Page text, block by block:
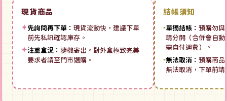
現貨商品
✦先詢問再下單： 現貨流動快，建議下單
前先私訊確認庫存。
✦注重盒況： 隨機寄出。對外盒極致完美
要求者請至門市選購。
結帳須知
▪單獨結帳： 預購勿與
請分開（合併會自
需自付運費）。
▪無法取消： 預購商品
無法取消，下單前